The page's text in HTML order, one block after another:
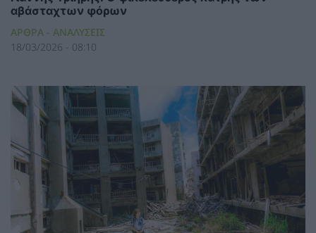
αβάσταχτων φόρων
ΑΡΘΡΑ - ΑΝΑΛΥΣΕΙΣ
18/03/2026 - 08:10